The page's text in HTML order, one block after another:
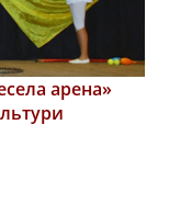
арена»